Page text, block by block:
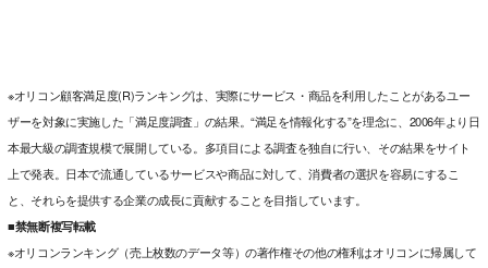
※オリコン顧客満足度(R)ランキングは、実際にサービス・商品を利用したことがあるユー
ザーを対象に実施した「満足度調査」の結果。“満足を情報化する”を理念に、2006年より日
本最大級の調査規模で展開している。多項目による調査を独自に行い、その結果をサイト
上で発表。日本で流通しているサービスや商品に対して、消費者の選択を容易にするこ
と、それらを提供する企業の成長に貢献することを目指しています。
■禁無断複写転載
※オリコンランキング（売上枚数のデータ等）の著作権その他の権利はオリコンに帰属して